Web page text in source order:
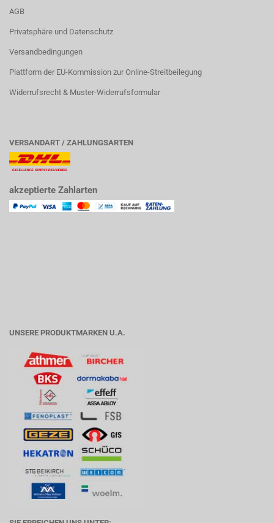
AGB
Privatsphäre und Datenschutz
Versandbedingungen
Plattform der EU-Kommission zur Online-Streitbeilegung
Widerrufsrecht & Muster-Widerrufsformular
VERSANDART / ZAHLUNGSARTEN
akzeptierte Zahlarten
UNSERE PRODUKTMARKEN U.A.